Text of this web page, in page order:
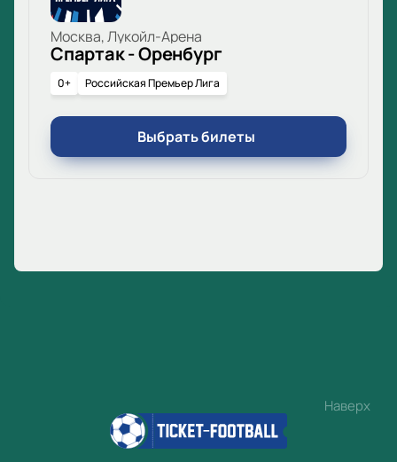
Москва, Лукойл-Арена
Спартак - Оренбург
0+ Российская Премьер Лига
Выбрать билеты
Наверх